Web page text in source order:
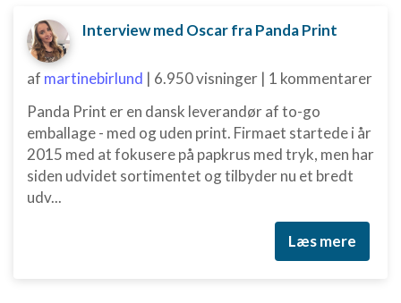
Interview med Oscar fra Panda Print
af martinebirlund | 6.950 visninger | 1 kommentarer
Panda Print er en dansk leverandør af to-go
emballage - med og uden print. Firmaet startede i år
2015 med at fokusere på papkrus med tryk, men har
siden udvidet sortimentet og tilbyder nu et bredt
udv...
Læs mere
Ydeevne
Funktionel
Annoncering / marketing